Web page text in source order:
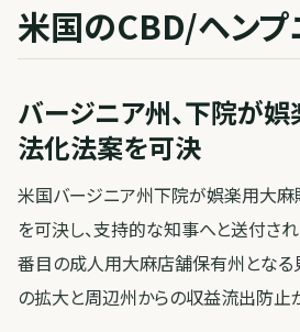
米国のCBD/ヘンプ
バージニア州、下院が
法化法案を可決
米国バージニア州下院が娯楽用大
を可決し、支持的な知事へと送付さ
番目の成人用大麻店舗保有州となる
の拡大と周辺州からの収益流出防止